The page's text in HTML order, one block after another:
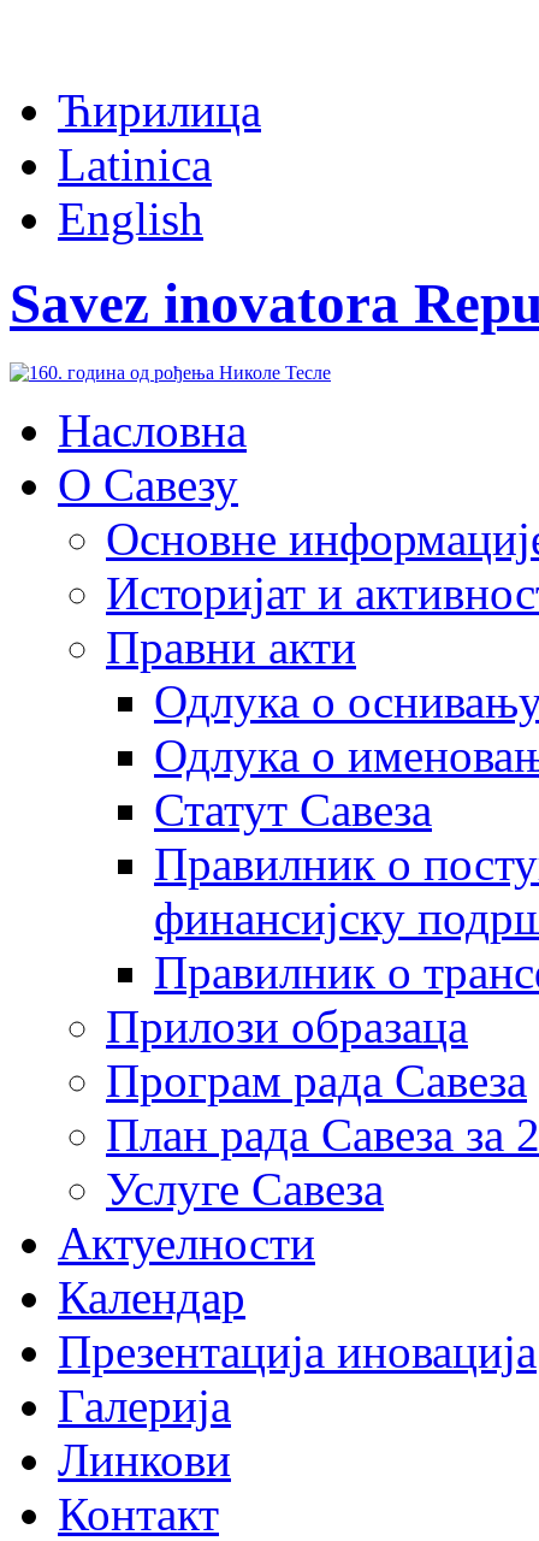
Ћирилица
Latinica
English
Savez inovatora
Насловна
О Савезу
Основне
Историјат и
Правни акти
Одлука о
Одлука о
Статут Савеза
Правилник о
финансијску
Правилник о
Прилози образаца
Програм рада Савеза
План рада Савеза за
Услуге Савеза
Актуелности
Календар
Презентација иновација
Галерија
Линкови
Контакт